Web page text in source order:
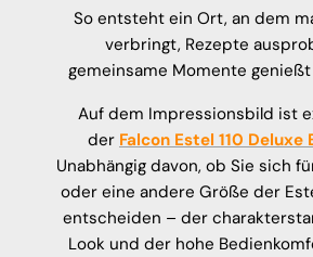
So entsteht ein Ort, an dem
verbringt, Rezepte
gemeinsame Momente genießt
Auf dem Impressionsbild ist
der Falcon Estel 110 Deluxe
Unabhängig davon, ob Sie sich
oder eine andere Größe der
entscheiden – der
Look und der hohe